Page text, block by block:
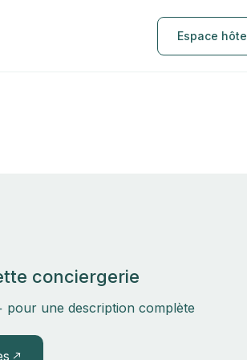
Espace hôte
conciergerie
pour une description complète